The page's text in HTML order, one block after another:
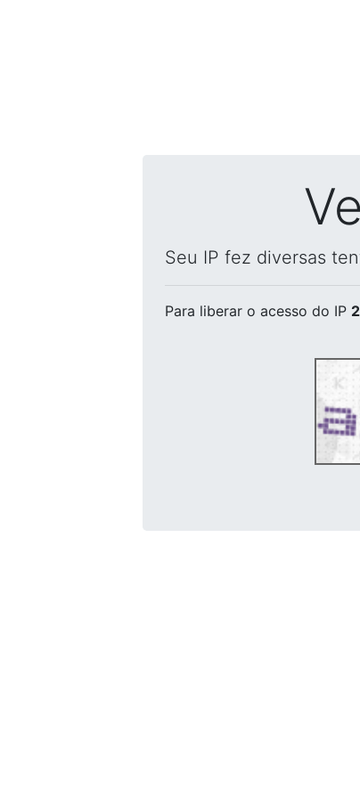
Seu IP fez diversas
Para liberar o acesso do IP